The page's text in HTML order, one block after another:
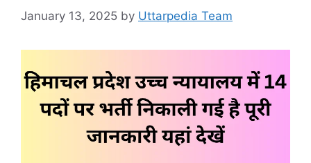
January 13, 2025 by Uttarpedia Team